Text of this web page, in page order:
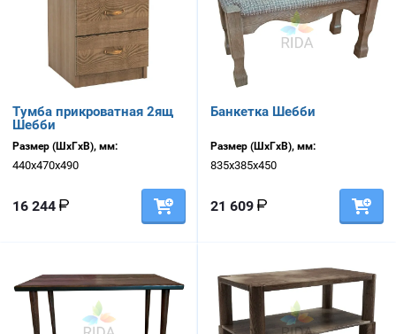
Тумба прикроватная 2ящ
Шебби
Размер (ШхГхВ), мм:
440х470х490
16 244
Банкетка Шебби
Размер (ШхГхВ), мм:
835х385х450
21 609